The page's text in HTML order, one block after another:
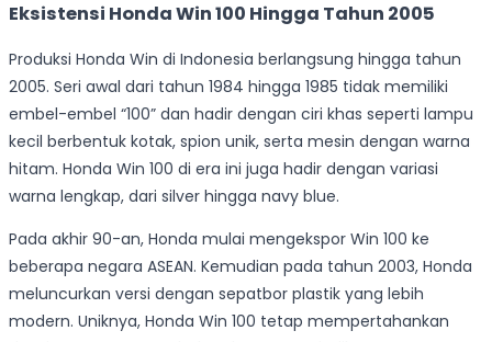
Eksistensi Honda Win 100 Hingga Tahun 2005
Produksi Honda Win di Indonesia berlangsung hingga tahun
2005. Seri awal dari tahun 1984 hingga 1985 tidak memiliki
embel-embel “100” dan hadir dengan ciri khas seperti lampu
kecil berbentuk kotak, spion unik, serta mesin dengan warna
hitam. Honda Win 100 di era ini juga hadir dengan variasi
warna lengkap, dari silver hingga navy blue.
Pada akhir 90-an, Honda mulai mengekspor Win 100 ke
beberapa negara ASEAN. Kemudian pada tahun 2003, Honda
meluncurkan versi dengan sepatbor plastik yang lebih
modern. Uniknya, Honda Win 100 tetap mempertahankan